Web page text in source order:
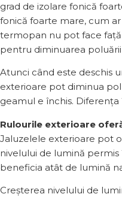
grad de izolare fonică
fonică foarte mare, cum
termopan nu pot face
pentru diminuarea
Atunci când este deschis
exterioare pot diminua
geamul e închis. Diferența
Rulourile exterioare
Jaluzelele exterioare pot
nivelului de lumină
beneficia atât de lumină
Creșterea nivelului de